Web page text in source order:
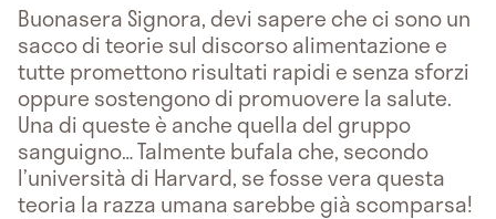
Buonasera Signora, devi sapere che ci sono un
sacco di teorie sul discorso alimentazione e
tutte promettono risultati rapidi e senza sforzi
oppure sostengono di promuovere la salute.
Una di queste è anche quella del gruppo
sanguigno… Talmente bufala che, secondo
l’università di Harvard, se fosse vera questa
teoria la razza umana sarebbe già scomparsa!